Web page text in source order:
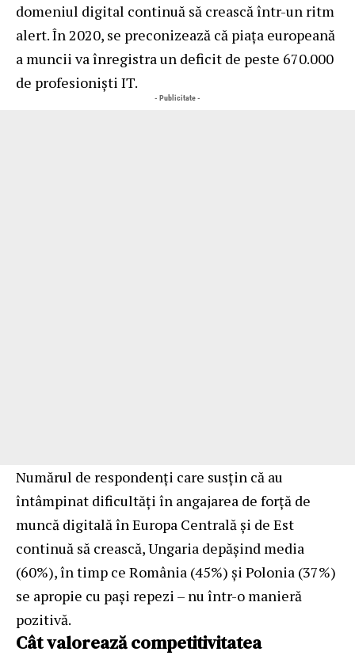
domeniul digital continuă să crească într-un ritm
alert. În 2020, se preconizează că piața europeană
a muncii va înregistra un deficit de peste 670.000
de profesioniști IT.
- Publicitate -
Numărul de respondenți care susțin că au
întâmpinat dificultăți în angajarea de forță de
muncă digitală în Europa Centrală și de Est
continuă să crească, Ungaria depășind media
(60%), în timp ce România (45%) și Polonia (37%)
se apropie cu pași repezi – nu într-o manieră
pozitivă.
Cât valorează competitivitatea